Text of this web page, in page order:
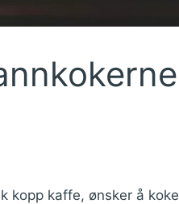
kopp kaffe, ønsker å koke